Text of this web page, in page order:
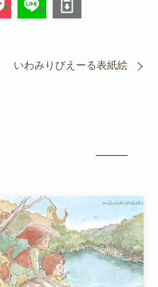
いわみりびえーる表紙絵